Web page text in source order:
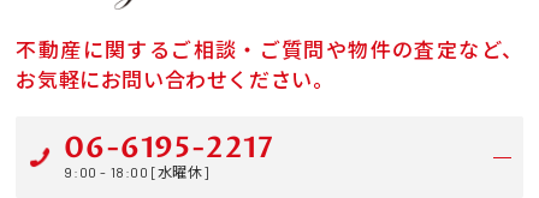
不動産に関するご相談・ご質問や物件の査定など、
お気軽にお問い合わせください。
06-6195-2217
9:00 - 18:00 [水曜休]